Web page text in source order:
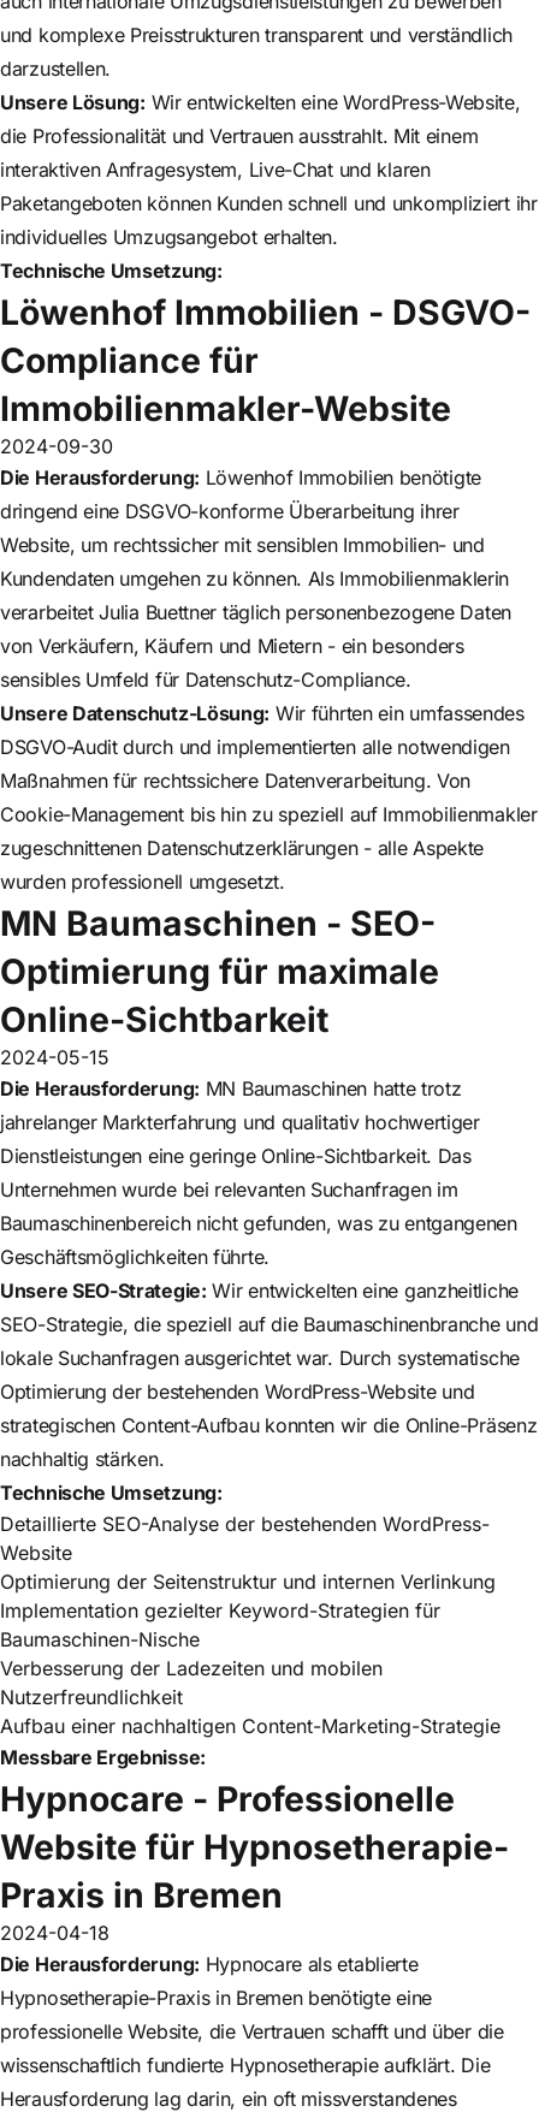
und komplexe Preisstrukturen transparent und verständlich
darzustellen.
Unsere Lösung: Wir entwickelten eine WordPress-Website,
die Professionalität und Vertrauen ausstrahlt. Mit einem
interaktiven Anfragesystem, Live-Chat und klaren
Paketangeboten können Kunden schnell und unkompliziert ihr
individuelles Umzugsangebot erhalten.
Technische Umsetzung:
Löwenhof Immobilien - DSGVO-
Compliance für
Immobilienmakler-Website
2024-09-30
Die Herausforderung: Löwenhof Immobilien benötigte
dringend eine DSGVO-konforme Überarbeitung ihrer
Website, um rechtssicher mit sensiblen Immobilien- und
Kundendaten umgehen zu können. Als Immobilienmaklerin
verarbeitet Julia Buettner täglich personenbezogene Daten
von Verkäufern, Käufern und Mietern - ein besonders
sensibles Umfeld für Datenschutz-Compliance.
Unsere Datenschutz-Lösung: Wir führten ein umfassendes
DSGVO-Audit durch und implementierten alle notwendigen
Maßnahmen für rechtssichere Datenverarbeitung. Von
Cookie-Management bis hin zu speziell auf Immobilienmakler
zugeschnittenen Datenschutzerklärungen - alle Aspekte
wurden professionell umgesetzt.
MN Baumaschinen - SEO-
Optimierung für maximale
Online-Sichtbarkeit
2024-05-15
Die Herausforderung: MN Baumaschinen hatte trotz
jahrelanger Markterfahrung und qualitativ hochwertiger
Dienstleistungen eine geringe Online-Sichtbarkeit. Das
Unternehmen wurde bei relevanten Suchanfragen im
Baumaschinenbereich nicht gefunden, was zu entgangenen
Geschäftsmöglichkeiten führte.
Unsere SEO-Strategie: Wir entwickelten eine ganzheitliche
SEO-Strategie, die speziell auf die Baumaschinenbranche und
lokale Suchanfragen ausgerichtet war. Durch systematische
Optimierung der bestehenden WordPress-Website und
strategischen Content-Aufbau konnten wir die Online-Präsenz
nachhaltig stärken.
Technische Umsetzung:
Detaillierte SEO-Analyse der bestehenden WordPress-
Website
Optimierung der Seitenstruktur und internen Verlinkung
Implementation gezielter Keyword-Strategien für
Baumaschinen-Nische
Verbesserung der Ladezeiten und mobilen
Nutzerfreundlichkeit
Aufbau einer nachhaltigen Content-Marketing-Strategie
Messbare Ergebnisse:
Hypnocare - Professionelle
Website für Hypnosetherapie-
Praxis in Bremen
2024-04-18
Die Herausforderung: Hypnocare als etablierte
Hypnosetherapie-Praxis in Bremen benötigte eine
professionelle Website, die Vertrauen schafft und über die
wissenschaftlich fundierte Hypnosetherapie aufklärt. Die
Herausforderung lag darin, ein oft missverstandenes